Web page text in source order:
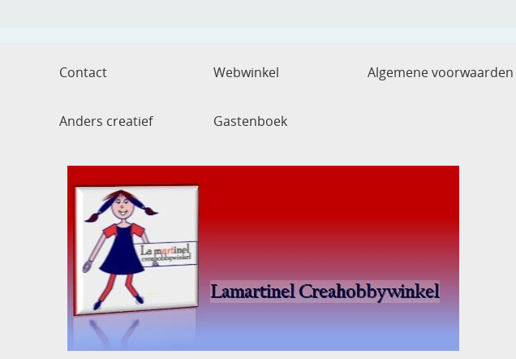
Contact Webwinkel Algemene voorwaarden
Anders creatief Gastenboek